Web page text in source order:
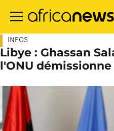
contenu
INFOS
Libye : Ghassan
l'ONU démissionne